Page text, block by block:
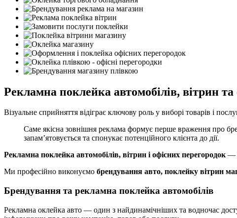
Рекламна поклейка автомобілів, вітрин та
Візуальне сприйняття відіграє ключову роль у виборі товарів і
Саме якісна зовнішня реклама формує перше враження про
запам’ятовується та спонукає потенційного клієнта до дії.
Рекламна поклейка автомобілів, вітрин і офісних перегородок—
Ми професійно виконуємо брендування авто, поклейку вітрин
Брендування та рекламна поклейка автомобілів
Рекламна оклейка авто — один з найдинамічніших та водночас